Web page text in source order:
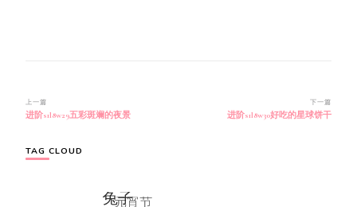
博
文
航
上一篇
进阶s1l8w29五彩斑斓的夜景
下一篇
进阶s1l8w30好吃的星球饼干
TAG CLOUD